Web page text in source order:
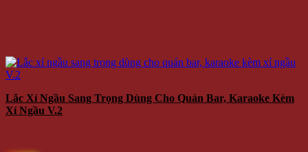
Lắc Xí Ngầu Sang Trọng Dùng Cho Quán Bar, Karaoke Kèm
Xí Ngầu V.2